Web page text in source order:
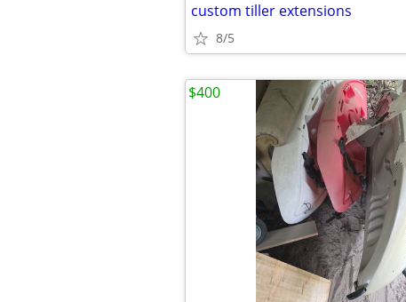
custom tiller extensions
8/5
$400